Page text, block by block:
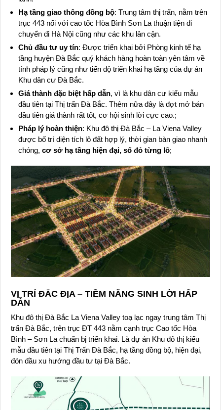
Hạ tầng giao thông đồng bộ: Trung tâm thị trấn, nằm trên
trục 443 nối với cao tốc Hòa Bình Sơn La thuận tiện di
chuyển đi Hà Nội cũng như các khu lân cận.
Chủ đầu tư uy tín: Được triển khai bởi Phòng kinh tế hạ
tầng huyện Đà Bắc quý khách hàng hoàn toàn yên tâm về
tính pháp lý cũng như tiến độ triển khai hạ tầng của dự án
Khu dân cư Đà Bắc.
Giá thành đặc biệt hấp dẫn, vì là khu dân cư kiểu mẫu
đầu tiên tại Thị trấn Đà Bắc. Thêm nữa đây là đợt mở bán
đầu tiên giá thành rất tốt, cơ hội sinh lời cực cao.;
Pháp lý hoàn thiện: Khu đô thị Đà Bắc – La Viena Valley
được bố trí diện tích lô đất hợp lý, thời gian bàn giao nhanh
chóng, cơ sở hạ tầng hiện đại, sổ đỏ từng lô;
VỊ TRÍ ĐẮC ĐỊA – TIỀM NĂNG SINH LỜI HẤP
DẪN
Khu đô thị Đà Bắc La Viena Valley toạ lạc ngay trung tâm Thị
trấn Đà Bắc, trên trục ĐT 443 nằm cạnh trục Cao tốc Hòa
Bình – Sơn La chuẩn bị triển khai. Là dự án Khu đô thị kiểu
mẫu đầu tiên tại Thị Trấn Đà Bắc, hạ tầng đồng bộ, hiện đại,
đón đầu xu hướng đầu tư tại Đà Bắc.